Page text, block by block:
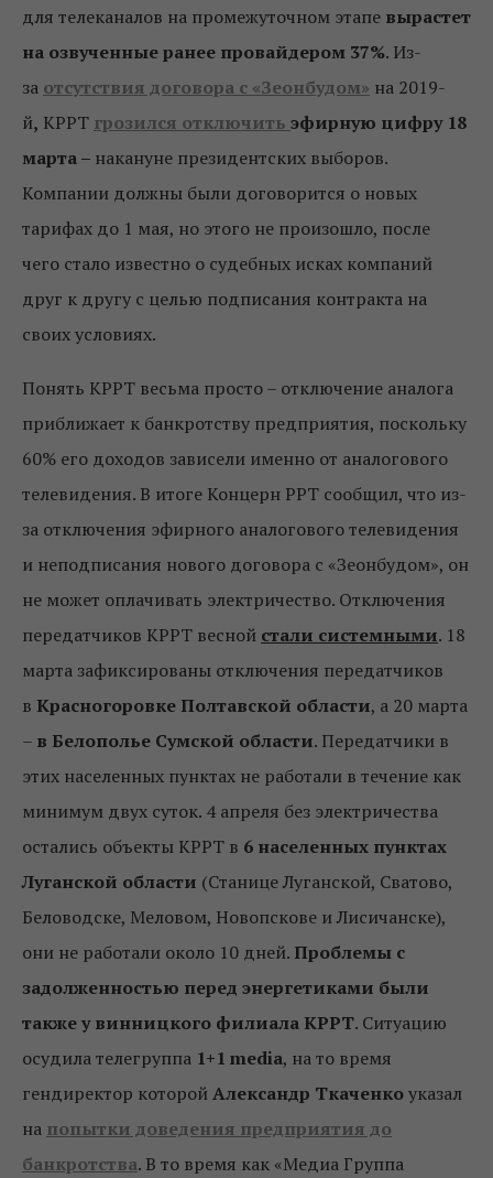
для телеканалов на промежуточном этапе вырастет
на озвученные ранее провайдером 37%. Из-
за отсутствия договора с «Зеонбудом» на 2019-
й, КРРТ грозился отключить эфирную цифру 18
марта – накануне президентских выборов.
Компании должны были договорится о новых
тарифах до 1 мая, но этого не произошло, после
чего стало известно о судебных исках компаний
друг к другу с целью подписания контракта на
своих условиях.
Понять КРРТ весьма просто – отключение аналога
приближает к банкротству предприятия, поскольку
60% его доходов зависели именно от аналогового
телевидения. В итоге Концерн РРТ сообщил, что из-
за отключения эфирного аналогового телевидения
и неподписания нового договора с «Зеонбудом», он
не может оплачивать электричество. Отключения
передатчиков КРРТ весной стали системными. 18
марта зафиксированы отключения передатчиков
в Красногоровке Полтавской области, а 20 марта
– в Белополье Сумской области. Передатчики в
этих населенных пунктах не работали в течение как
минимум двух суток. 4 апреля без электричества
остались объекты КРРТ в 6 населенных пунктах
Луганской области (Станице Луганской, Сватово,
Беловодске, Меловом, Новопскове и Лисичанске),
они не работали около 10 дней. Проблемы с
задолженностью перед энергетиками были
также у винницкого филиала КРРТ. Ситуацию
осудила телегруппа 1+1 media, на то время
гендиректор которойАлександр Ткаченкоуказал
на попытки доведения предприятия до
банкротства. В то время как «Медиа Группа